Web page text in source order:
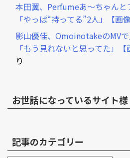
本田翼、Perfumeあ～ちゃんと
「やっぱ“持ってる”2人」【画像
影山優佳、OmoinotakeのMVで
「もう見れないと思ってた」【
り
お世話になっているサイト様
記事のカテゴリー